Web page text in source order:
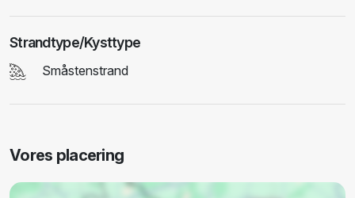
Strandtype/Kysttype
Småstenstrand
Vores placering